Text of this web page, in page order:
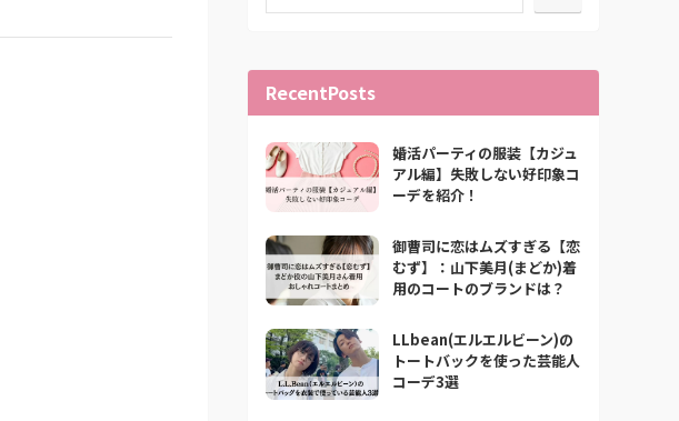
RecentPosts
婚活パーティの服装【カジュ
アル編】失敗しない好印象コ
ーデを紹介！
御曹司に恋はムズすぎる【恋
むず】：山下美月(まどか)着
用のコートのブランドは？
LLbean(エルエルビーン)の
トートバックを使った芸能人
コーデ3選